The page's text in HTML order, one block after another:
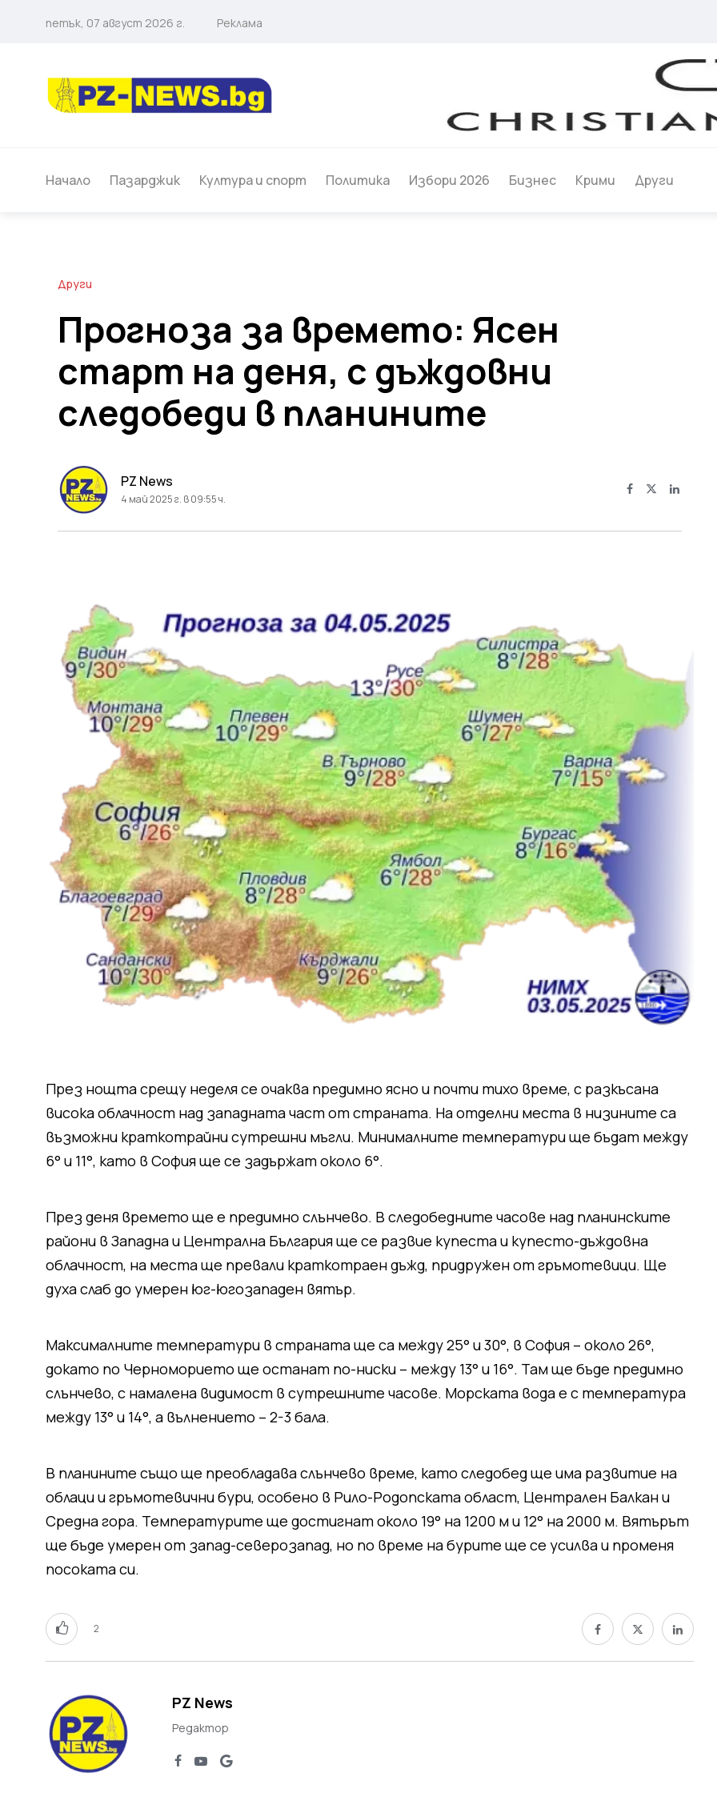
петък, 07 август 2026 г. Реклама
Начало Пазарджик Култура и спорт Политика Избори 2026 Бизнес Крими Други
Други
Прогноза за времето: Ясен
старт на деня, с дъждовни
следобеди в планините
PZ News
4 май 2025 г. в 09:55 ч.
През нощта срещу неделя се очаква предимно ясно и почти тихо време, с разкъсана
висока облачност над западната част от страната. На отделни места в низините са
възможни краткотрайни сутрешни мъгли. Минималните температури ще бъдат между
6° и 11°, като в София ще се задържат около 6°.
През деня времето ще е предимно слънчево. В следобедните часове над планинските
райони в Западна и Централна България ще се развие купеста и купесто-дъждовна
облачност, на места ще превали краткотраен дъжд, придружен от гръмотевици. Ще
духа слаб до умерен юг-югозападен вятър.
Максималните температури в страната ще са между 25° и 30°, в София – около 26°,
докато по Черноморието ще останат по-ниски – между 13° и 16°. Там ще бъде предимно
слънчево, с намалена видимост в сутрешните часове. Морската вода е с температура
между 13° и 14°, а вълнението – 2-3 бала.
В планините също ще преобладава слънчево време, като следобед ще има развитие на
облаци и гръмотевични бури, особено в Рило-Родопската област, Централен Балкан и
Средна гора. Температурите ще достигнат около 19° на 1200 м и 12° на 2000 м. Вятърът
ще бъде умерен от запад-северозапад, но по време на бурите ще се усилва и променя
посоката си.
2
PZ News
Редактор